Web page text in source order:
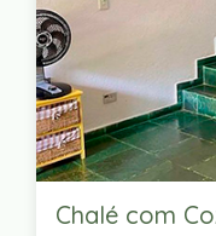
Chalé com